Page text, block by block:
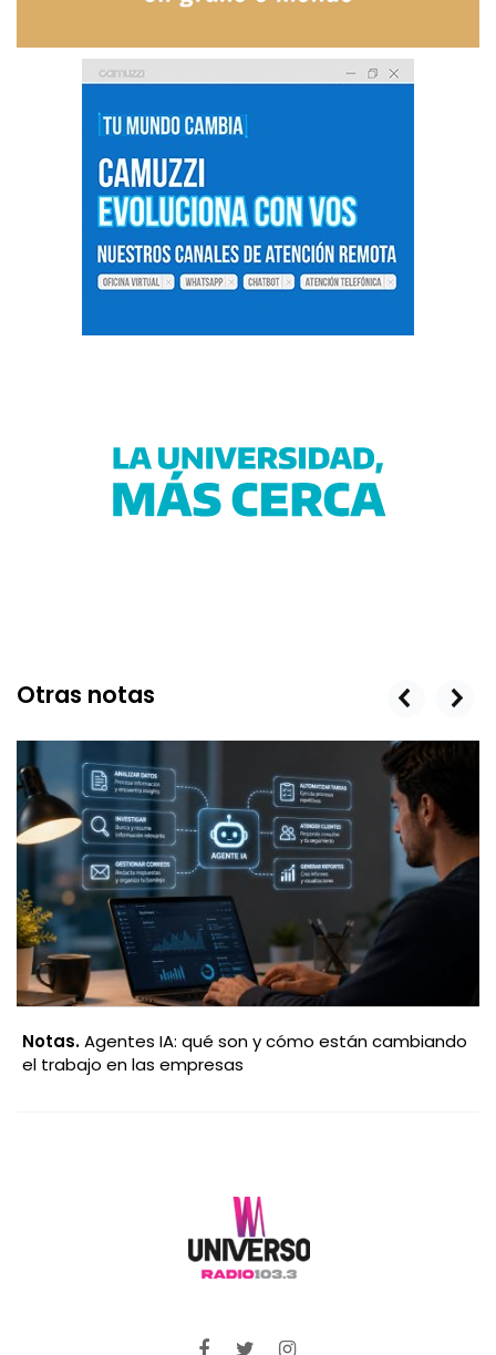
Otras notas
Notas.Agentes IA: qué son y cómo están cambiando
el trabajo en las empresas
prev next